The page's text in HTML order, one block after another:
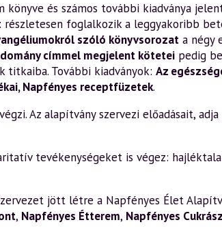
és számos további kiadványa
részletesen foglalkozik a leggyakoribb
szóló könyvsorozat a négy
címmel megjelent kötetei pedig
titkaiba. További kiadványok: Az
,Napfényes receptfüzetek.
Az alapítvány szervezi előadásait,
tevékenységeket is végez:
jött létre a Napfényes Élet
, Napfényes Étterem, Napfényes